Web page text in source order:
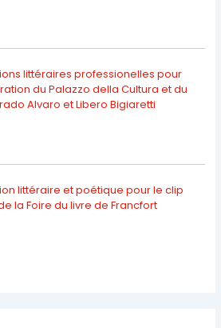
littéraires professionelles pour
du Palazzo della Cultura et du
Alvaro et Libero Bigiaretti
littéraire et poétique pour le clip
la Foire du livre de Francfort